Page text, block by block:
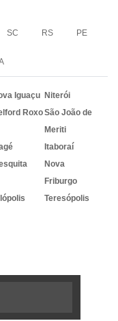
SC RS PE
Iguaçu Niterói
RoxoSão João de
Meriti
Itaboraí
Nova
Friburgo
Teresópolis